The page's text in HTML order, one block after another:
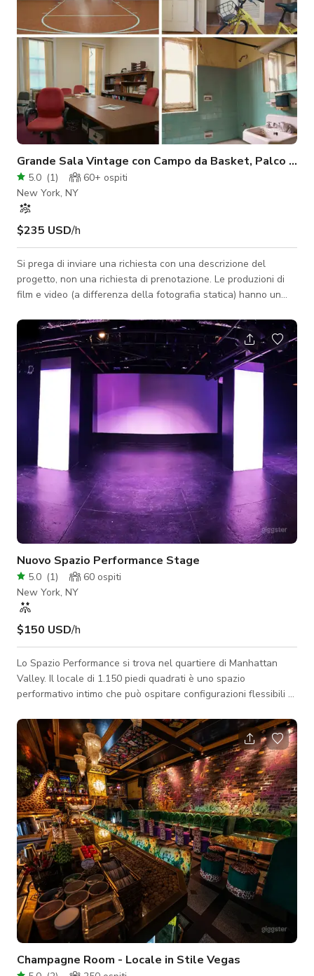
Grande Sala Vintage con Campo da Basket, Palco e
5.0 (1) 60+ ospiti
New York, NY
$235 USD/h
Si prega di inviare una richiesta con una descrizione del
progetto, non una richiesta di prenotazione. Le produzioni di
film e video (a differenza della fotografia statica) hanno un
$150/ora (sovrapprezzo film)) = $350/ora per progetti di film e
video. Questo sovrapprezzo è dovuto alla necessità di più
sopralluoghi, maggiore impatto, usura e attrezzature associate
a queste riprese. La tariffa base oraria aumenta con
l'aumentare del nume
Nuovo Spazio Performance Stage
5.0 (1) 60 ospiti
New York, NY
$150 USD/h
Lo Spazio Performance si trova nel quartiere di Manhattan
Valley. Il locale di 1.150 piedi quadrati è uno spazio
performativo intimo che può ospitare configurazioni flessibili di
meno. È la casa artistica del teatro premiato e un vivace luogo
culturale di produzioni sperimentali e multidisciplinari che
coinvolgono artisti da varie pratiche tra cui teatro, danza,
musica, arte visiva e performance art.
Champagne Room - Locale in Stile Vegas